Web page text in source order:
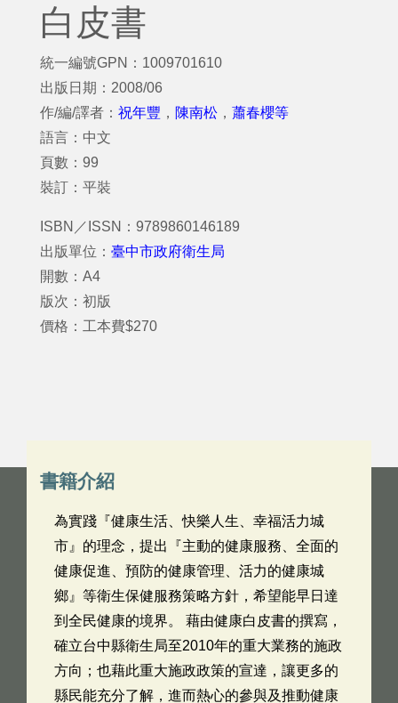
白皮書
統一編號GPN：1009701610
出版日期：2008/06
作/編/譯者： 祝年豐 ， 陳南松 ， 蕭春櫻等
語言：中文
頁數：99
裝訂：平裝
ISBN／ISSN：9789860146189
出版單位： 臺中市政府衛生局
開數：A4
版次：初版
價格：工本費$270
書籍介紹
為實踐『健康生活、快樂人生、幸福活力城
市』的理念，提出『主動的健康服務、全面的
健康促進、預防的健康管理、活力的健康城
鄉』等衛生保健服務策略方針，希望能早日達
到全民健康的境界。 藉由健康白皮書的撰寫，
確立台中縣衛生局至2010年的重大業務的施政
方向；也藉此重大施政政策的宣達，讓更多的
縣民能充分了解，進而熱心的參與及推動健康